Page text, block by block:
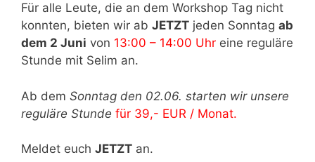
Für alle Leute, die an dem Workshop Tag nicht
konnten, bieten wir ab JETZT jeden Sonntag ab
dem 2 Juni von 13:00 – 14:00 Uhr eine reguläre
Stunde mit Selim an.
Ab dem Sonntag den 02.06. starten wir unsere
reguläre Stunde für 39,- EUR / Monat.
Meldet euch JETZT an.